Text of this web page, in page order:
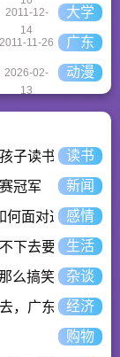
2011-12-
14
大学
2011-11-26
广东
2026-02-
13
动漫
子读书？读书
冠军
新闻
何面对这人情淡
感情
下去要举报？
生活
么搞笑？马超
杂谈
，广东连续37年
经济
购物